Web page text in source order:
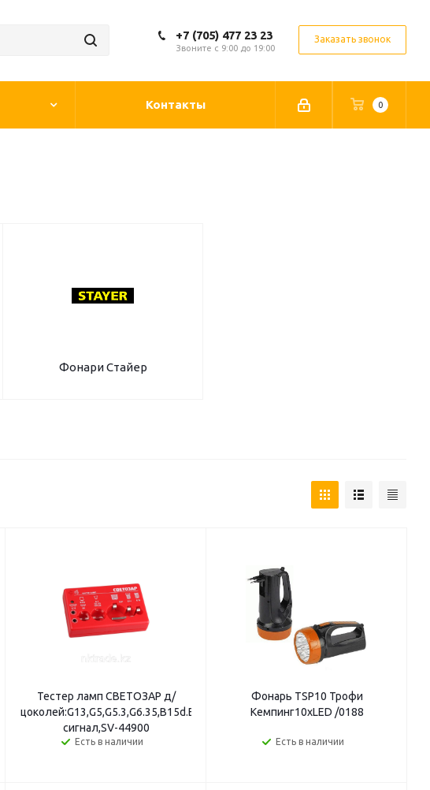
+7 (705) 477 23 23
Звоните с 9:00 до 19:00
Заказать звонок
0
Контакты
Фонари Стайер
Тестер ламп СВЕТОЗАР д/
цоколей:G13,G5,G5.3,G6.35,B15d.Е27,Е14,Е10,звуковой
сигнал,SV-44900
Есть в наличии
Фонарь ТSP10 Трофи
Кемпинг10хLED /0188
Есть в наличии